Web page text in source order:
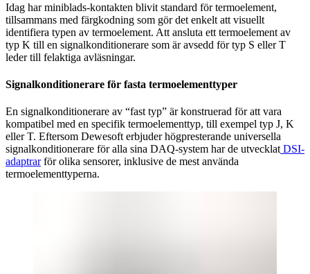
Idag har miniblads-kontakten blivit standard för termoelement,
tillsammans med färgkodning som gör det enkelt att visuellt
identifiera typen av termoelement. Att ansluta ett termoelement av
typ K till en signalkonditionerare som är avsedd för typ S eller T
leder till felaktiga avläsningar.
Signalkonditionerare för fasta termoelementtyper
En signalkonditionerare av “fast typ” är konstruerad för att vara
kompatibel med en specifik termoelementtyp, till exempel typ J, K
eller T. Eftersom Dewesoft erbjuder högpresterande universella
signalkonditionerare för alla sina DAQ-system har de utvecklat DSI-
adaptrarför olika sensorer, inklusive de mest använda
termoelementtyperna.